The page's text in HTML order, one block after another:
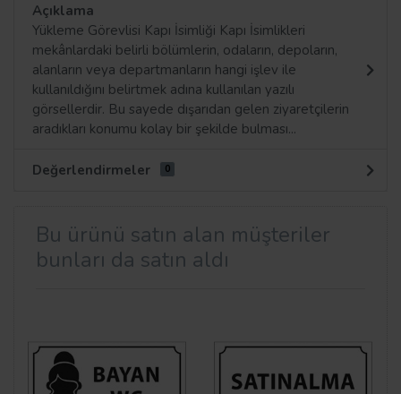
Açıklama
Yükleme Görevlisi Kapı İsimliği Kapı İsimlikleri
mekânlardaki belirli bölümlerin, odaların, depoların,
alanların veya departmanların hangi işlev ile
kullanıldığını belirtmek adına kullanılan yazılı
görsellerdir. Bu sayede dışarıdan gelen ziyaretçilerin
aradıkları konumu kolay bir şekilde bulması...
Değerlendirmeler 0
Bu ürünü satın alan müşteriler
bunları da satın aldı